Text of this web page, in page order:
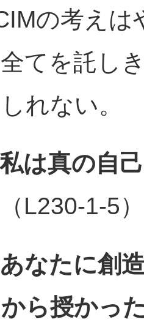
の考え
てを託し
れない。
は真の自
（ L230-1-5）
なたに創
ら授かっ